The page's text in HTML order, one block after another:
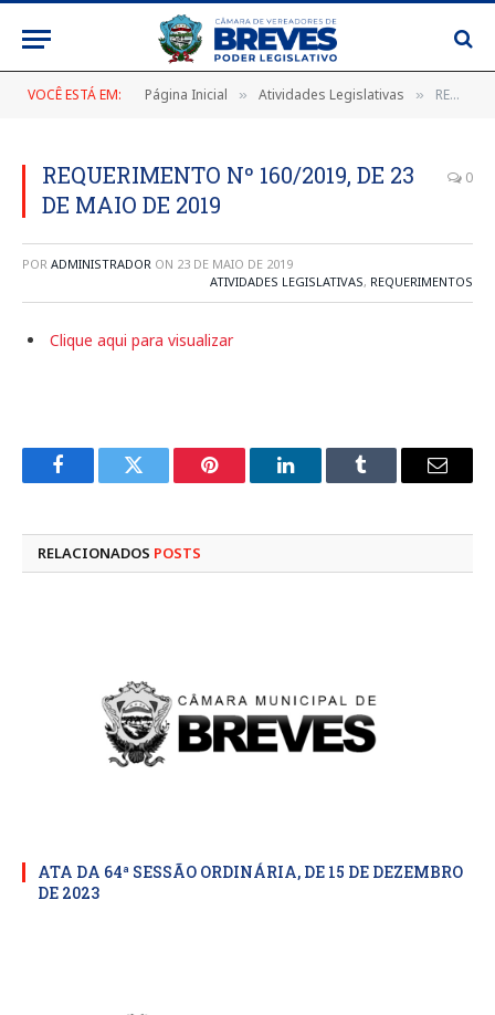
VOCÊ ESTÁ EM: Página Inicial » Atividades Legislativas » REQUERIMENTO Nº 160/2019, DE 23 DE MAIO DE 2019
REQUERIMENTO Nº 160/2019, DE 23
DE MAIO DE 2019
0
POR ADMINISTRADOR ON 23 DE MAIO DE 2019
ATIVIDADES LEGISLATIVAS, REQUERIMENTOS
Clique aqui para visualizar
FacebookTwitter Pinterest LinkedInTumblr
E-
RELACIONADOS POSTS
ATA DA 64ª SESSÃO ORDINÁRIA, DE 15 DE DEZEMBRO
DE 2023